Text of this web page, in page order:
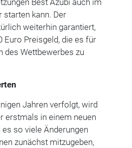
Best Azubi auch im
starten kann. Der
weiterhin garantiert,
Euro Preisgeld, die es für
des Wettbewerbes zu
Jahren verfolgt, wird
erstmals in einem neuen
so viele Änderungen
zunächst mitzugeben,